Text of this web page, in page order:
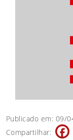
Publicado em: 09/
Compartilhar: